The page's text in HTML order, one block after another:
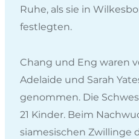
Ruhe, als sie in
festlegten.
Chang und Eng waren
Adelaide und Sarah
genommen. Die
21 Kinder. Beim
siamesischen Zwillinge